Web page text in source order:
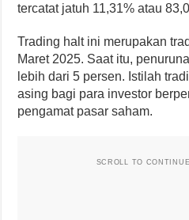
tercatat jatuh 11,31% atau
Trading halt ini merupakan
Maret 2025. Saat itu,
lebih dari 5 persen. Istilah
asing bagi para investor
pengamat pasar saham.
SCROLL TO